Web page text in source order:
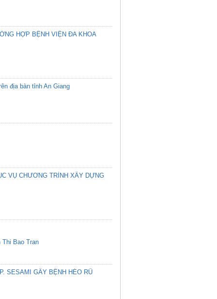
HỢP BỆNH VIỆN ĐA KHOA
địa bàn tỉnh An Giang
VỤ CHƯƠNG TRÌNH XÂY DỰNG
Thi Bao Tran
SESAMI GÂY BỆNH HÉO RŨ